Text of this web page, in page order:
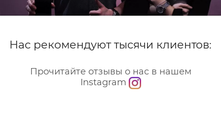
Нас рекомендуют тысячи клиентов:
Прочитайте отзывы о нас в нашем
Instagram